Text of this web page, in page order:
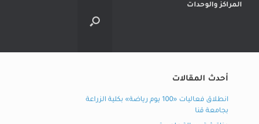
المراكز والوحدات
أحدث المقالات
انطلاق فعاليات «100 يوم رياضة» بكلية الزراعة
بجامعة قنا